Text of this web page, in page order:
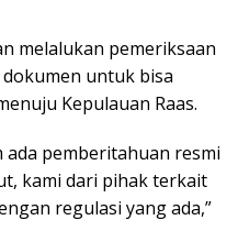
melalukan pemeriksaan
untuk bisa
Kepulauan Raas.
ada pemberitahuan resmi
kami dari pihak terkait
regulasi yang ada,”